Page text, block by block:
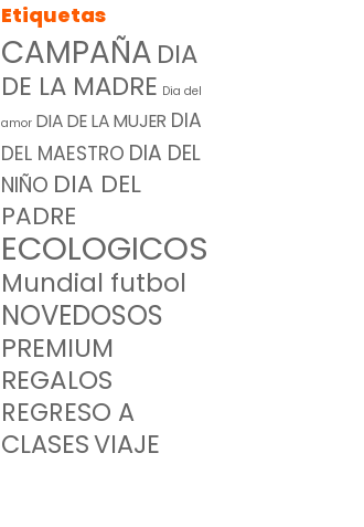
Etiquetas
CAMPAÑA DIA
DE LA MADRE Dia del
amor DIA DE LA MUJER DIA
DEL MAESTRO DIA DEL
NIÑO DIA DEL
PADRE
ECOLOGICOS
Mundial futbol
NOVEDOSOS
PREMIUM
REGALOS
REGRESO A
CLASESVIAJE